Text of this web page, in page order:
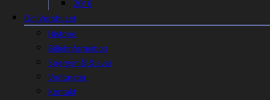
2016
Om Vershuset
Historie
Billetinformation
Spørgsmål & svar
Vedtægter
Kontakt